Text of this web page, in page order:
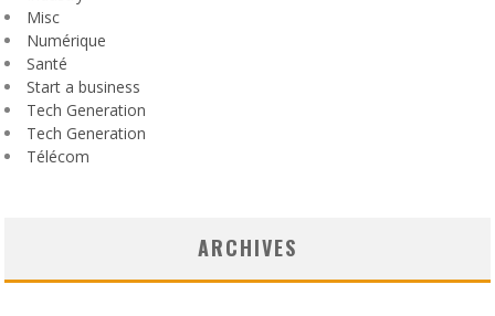
Misc
Numérique
Santé
Start a business
Tech Generation
Tech Generation
Télécom
ARCHIVES